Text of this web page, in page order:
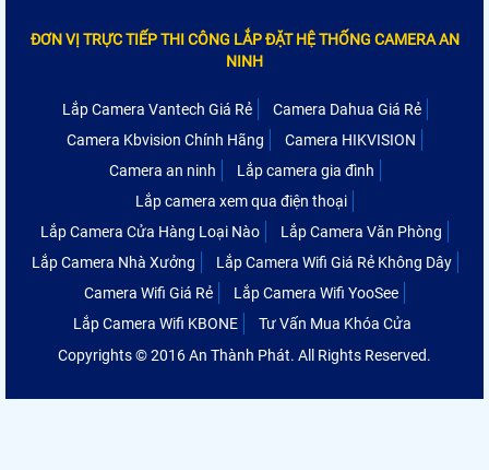
ĐƠN VỊ TRỰC TIẾP THI CÔNG LẮP ĐẶT HỆ THỐNG CAMERA AN
NINH
Lắp Camera Vantech Giá Rẻ
Camera Dahua Giá Rẻ
Camera Kbvision Chính Hãng
Camera HIKVISION
Camera an ninh
Lắp camera gia đình
Lắp camera xem qua điện thoại
Lắp Camera Cửa Hàng Loại Nào
Lắp Camera Văn Phòng
Lắp Camera Nhà Xưởng
Lắp Camera Wifi Giá Rẻ Không Dây
Camera Wifi Giá Rẻ
Lắp Camera Wifi YooSee
Lắp Camera Wifi KBONE
Tư Vấn Mua Khóa Cửa
Copyrights © 2016 An Thành Phát. All Rights Reserved.